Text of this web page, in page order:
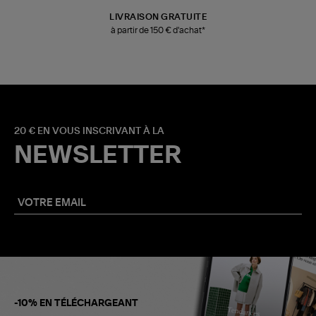
LIVRAISON GRATUITE
à partir de 150 € d'achat*
20 € EN VOUS INSCRIVANT À LA
NEWSLETTER
-10% EN TÉLÉCHARGEANT